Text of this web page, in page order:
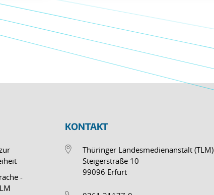
-
KONTAKT
Thüringer Landesmedienanstalt (TLM)
Steigerstraße 10
99096 Erfurt